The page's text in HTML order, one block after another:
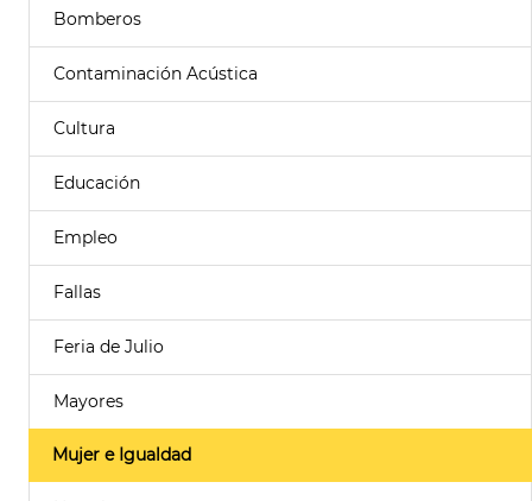
Bomberos
Contaminación Acústica
Cultura
Educación
Empleo
Fallas
Feria de Julio
Mayores
Mujer e Igualdad